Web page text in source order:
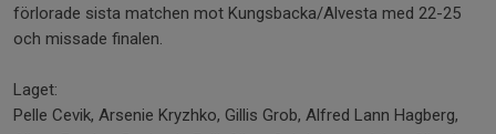
förlorade sista matchen mot Kungsbacka/Alvesta med 22-25
och missade finalen.
Laget:
Pelle Cevik, Arsenie Kryzhko, Gillis Grob, Alfred Lann Hagberg,